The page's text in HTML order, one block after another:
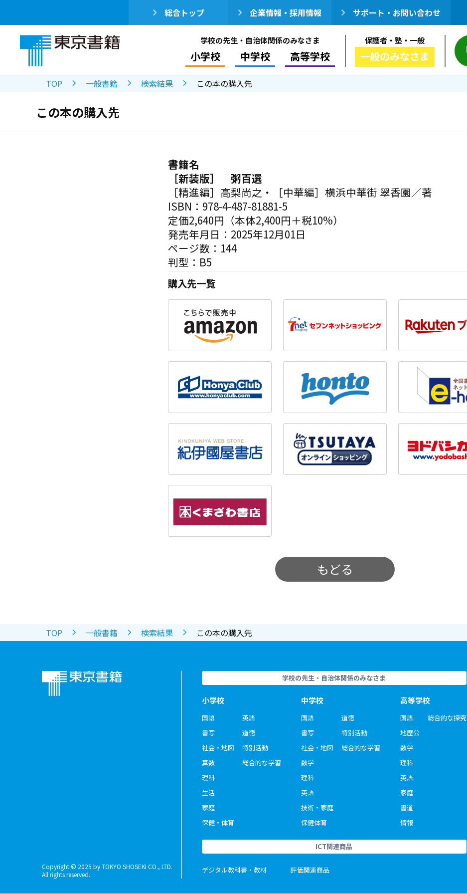
総合トップ 企業情報・採用情報 サポート・お問い合わせ
学校の先生・自治体関係のみなさま
小学校 中学校 高等学校
保護者・塾・一般
一般のみなさま
TOP 一般書籍 検索結果 この本の購入先
この本の購入先
書籍名
［新装版］ 粥百選
［精進編］高梨尚之・［中華編］横浜中華街 翠香園／著
ISBN：978-4-487-81881-5
定価2,640円（本体2,400円＋税10%）
発売年月日：2025年12月01日
ページ数：144
判型：B5
購入先一覧
もどる
TOP 一般書籍 検索結果 この本の購入先
Copyright © 2025 by TOKYO SHOSEKI CO., LTD.
All rights reserved.
学校の先生・自治体関係のみなさま
小学校
国語
書写
社会・地図
算数
理科
生活
家庭
保健・体育
英語
道徳
特別活動
総合的な学習
中学校
国語
書写
社会・地図
数学
理科
英語
技術・家庭
保健体育
道徳
特別活動
総合的な学習
高等学校
国語
地歴公
数学
理科
英語
家庭
書道
情報
総合的な探究
ICT関連商品
デジタル教科書・教材 評価関連商品